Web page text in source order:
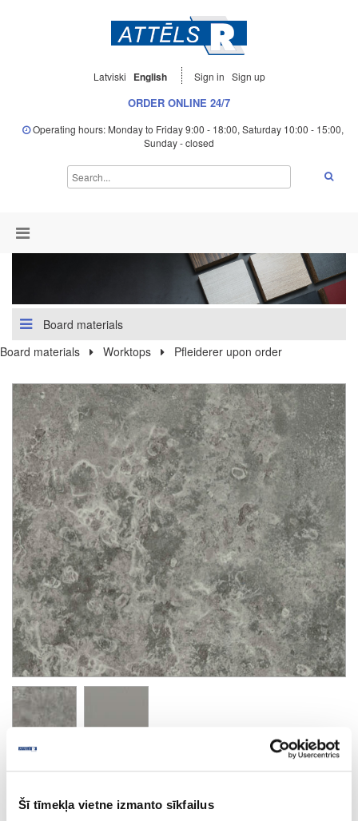
Šī tīmekļa vietne izmanto sīkfailus
Latviski English Sign in Sign up
ORDER ONLINE 24/7
Operating hours: Monday to Friday 9:00 - 18:00, Saturday 10:00 - 15:00,
Sunday - closed
Board materials
Board materials
Worktops Pfleiderer upon order
Calcite grey
Minimālais pasūtījuma apjoms un pasūtīšanas solis 2 loksnes